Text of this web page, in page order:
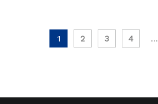
1 2 3 4 ...